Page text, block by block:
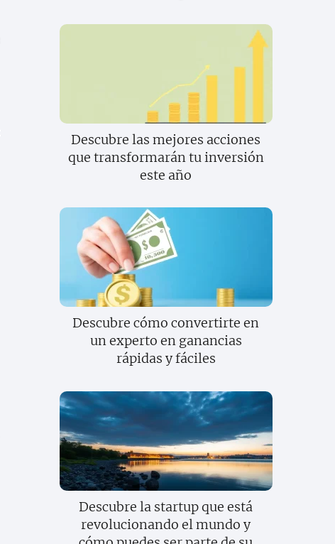
Descubre las mejores acciones
que transformarán tu inversión
este año
Descubre cómo convertirte en
un experto en ganancias
rápidas y fáciles
Descubre la startup que está
revolucionando el mundo y